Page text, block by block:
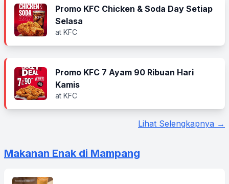
Promo KFC Chicken & Soda Day Setiap
Selasa
at KFC
Promo KFC 7 Ayam 90 Ribuan Hari
Kamis
at KFC
Lihat Selengkapnya →
Makanan Enak di Mampang